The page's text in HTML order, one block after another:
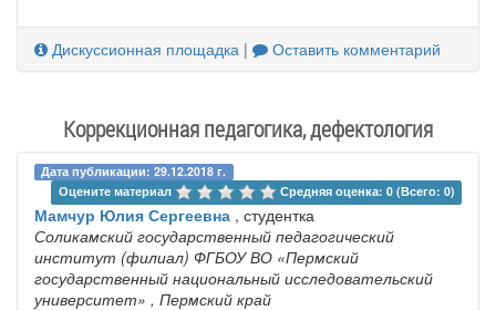
Дискуссионная площадка | Оставить комментарий
Коррекционная педагогика, дефектология
Дата публикации: 29.12.2018 г.
Оцените материал
Средняя оценка: 0 (Всего: 0)
Мамчур Юлия Сергеевна , студентка
Соликамский государственный педагогический
институт (филиал) ФГБОУ ВО «Пермский
государственный национальный исследовательский
университет» , Пермский край